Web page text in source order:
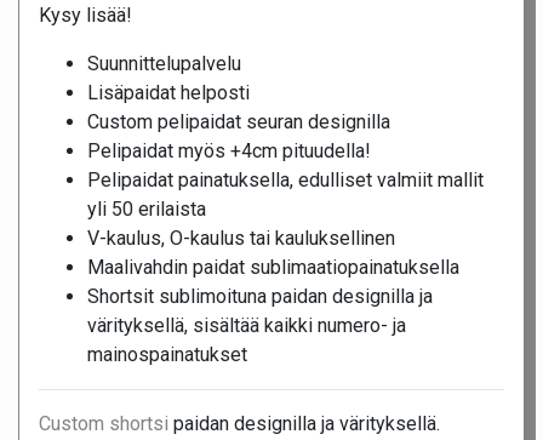
Kysy lisää!
Suunnittelupalvelu
Lisäpaidat helposti
Custom pelipaidat seuran designilla
Pelipaidat myös +4cm pituudella!
Pelipaidat painatuksella, edulliset valmiit mallit
yli 50 erilaista
V-kaulus, O-kaulus tai kauluksellinen
Maalivahdin paidat sublimaatiopainatuksella
Shortsit sublimoituna paidan designilla ja
värityksellä, sisältää kaikki numero- ja
mainospainatukset
Custom shortsi paidan designilla ja värityksellä.